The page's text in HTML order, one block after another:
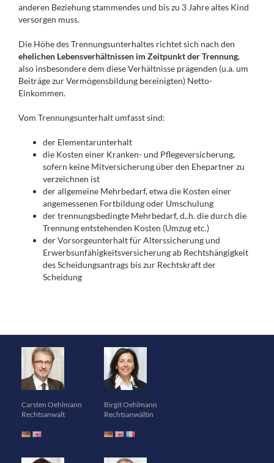
anderen Beziehung stammendes und bis zu 3 Jahre altes Kind
versorgen muss.
Die Höhe des Trennungsunterhaltes richtet sich nach den
ehelichen Lebensverhältnissen im Zeitpunkt der Trennung,
also insbesondere dem diese Verhältnisse prägenden (u.a. um
Beiträge zur Vermögensbildung bereinigten) Netto-
Einkommen.
Vom Trennungsunterhalt umfasst sind:
der Elementarunterhalt
die Kosten einer Kranken- und Pflegeversicherung,
sofern keine Mitversicherung über den Ehepartner zu
verzeichnen ist
der allgemeine Mehrbedarf, etwa die Kosten einer
angemessenen Fortbildung oder Umschulung
der trennungsbedingte Mehrbedarf, d..h. die durch die
Trennung entstehenden Kosten (Umzug etc.)
der Vorsorgeunterhalt für Alterssicherung und
Erwerbsunfähigkeitsversicherung ab Rechtshängigkeit
des Scheidungsantrags bis zur Rechtskraft der
Scheidung
Carsten Oehlmann
Rechtsanwalt
Birgit Oehlmann
Rechtsanwältin